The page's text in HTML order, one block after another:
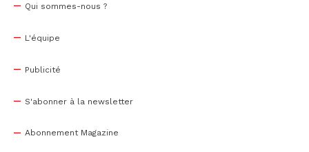
Qui sommes-nous ?
L'équipe
Publicité
S'abonner à la newsletter
Abonnement Magazine